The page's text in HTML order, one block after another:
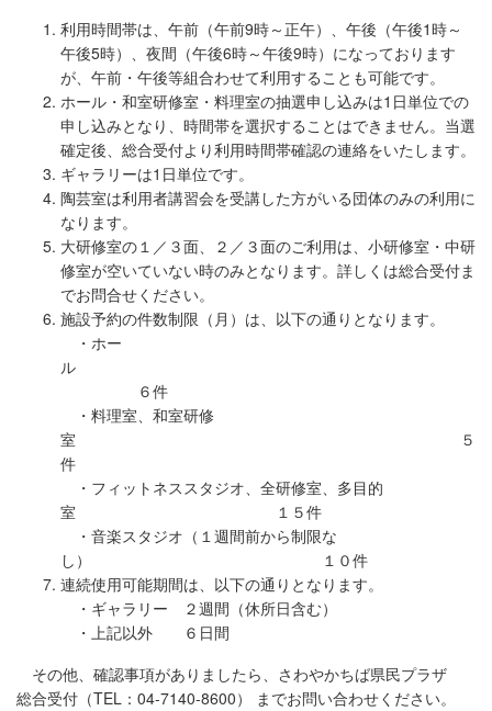
利用時間帯は、午前（午前9時～正午）、午後（午後1時～
午後5時）、夜間（午後6時～午後9時）になっております
が、午前・午後等組合わせて利用することも可能です。
ホール・和室研修室・料理室の抽選申し込みは1日単位での
申し込みとなり、時間帯を選択することはできません。当選
確定後、総合受付より利用時間帯確認の連絡をいたします。
ギャラリーは1日単位です。
陶芸室は利用者講習会を受講した方がいる団体のみの利用に
なります。
大研修室の１／３面、２／３面のご利用は、小研修室・中研
修室が空いていない時のみとなります。詳しくは総合受付ま
でお問合せください。
施設予約の件数制限（月）は、以下の通りとなります。
・ホー
ル
６件
・料理室、和室研修
室 ５
件
・フィットネススタジオ、全研修室、多目的
室 １５件
・音楽スタジオ（１週間前から制限な
し） １０件
連続使用可能期間は、以下の通りとなります。
・ギャラリー ２週間（休所日含む）
・上記以外 ６日間
その他、確認事項がありましたら、さわやかちば県民プラザ
総合受付（TEL：04-7140-8600） までお問い合わせください。